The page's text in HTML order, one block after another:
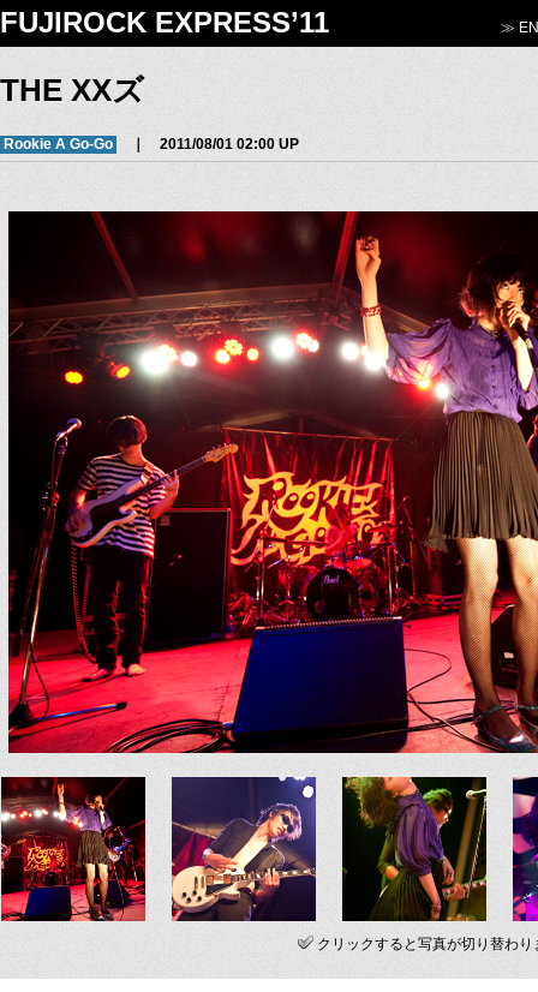
FUJIROCK EXPRESS’11 ≫
THE XXズ
Rookie A Go-Go ｜ 2011/08/01 02:00 UP
クリックすると写真が切り替わり